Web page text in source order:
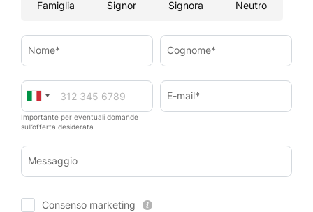
Famiglia Signor Signora Neutro
Nome* Cognome*
Importante per eventuali domande
sull’offerta desiderata
E-mail*
Messaggio
Consenso marketing